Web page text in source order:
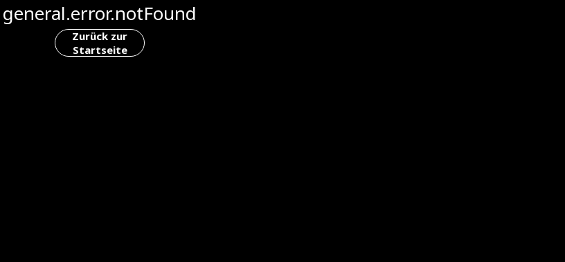
general.error.notFound
Zurück zur
Startseite